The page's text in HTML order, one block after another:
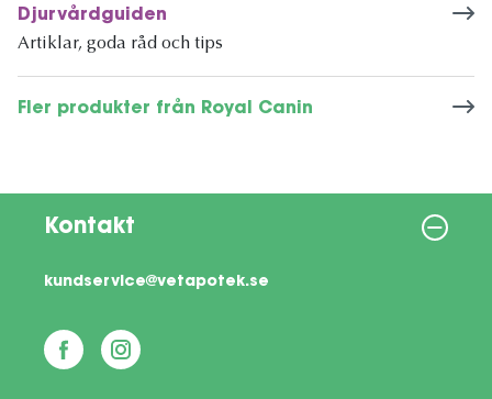
Djurvårdguiden
Artiklar, goda råd och tips
Fler produkter från Royal Canin
Kontakt
kundservice@vetapotek.se